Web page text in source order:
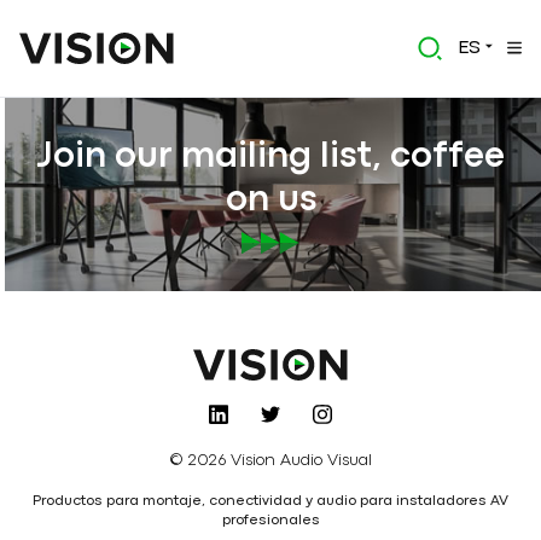
ES
Join our mailing list, coffee
on us
© 2026 Vision Audio Visual
Productos para montaje, conectividad y audio para instaladores AV
profesionales